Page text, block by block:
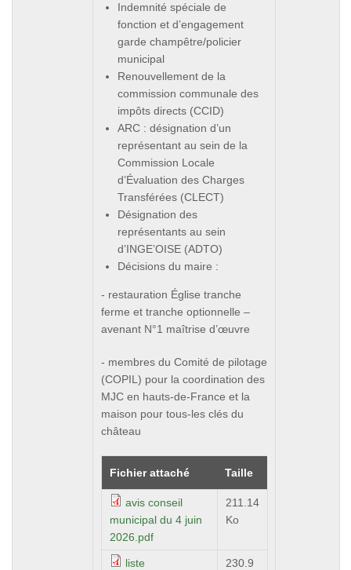
Indemnité spéciale de
fonction et d’engagement
garde champêtre/policier
municipal
Renouvellement de la
commission communale des
impôts directs (CCID)
ARC : désignation d’un
représentant au sein de la
Commission Locale
d’Évaluation des Charges
Transférées (CLECT)
Désignation des
représentants au sein
d’INGE’OISE (ADTO)
Décisions du maire :
- restauration Église tranche
ferme et tranche optionnelle –
avenant N°1 maîtrise d’œuvre
- membres du Comité de pilotage
(COPIL) pour la coordination des
MJC en hauts-de-France et la
maison pour tous-les clés du
château
Fichier attaché Taille
avis conseil
municipal du 4 juin
2026.pdf
211.14
Ko
liste
230.9